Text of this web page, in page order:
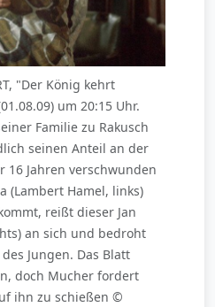
"Der König kehrt
um 20:15 Uhr.
Familie zu Rakusch
seinen Anteil an der
16 Jahren verschwunden
(Lambert Hamel, links)
reißt dieser Jan
an sich und bedroht
Jungen. Das Blatt
doch Mucher fordert
ihn zu schießen ©